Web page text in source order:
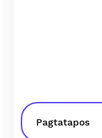
Pagtatapos